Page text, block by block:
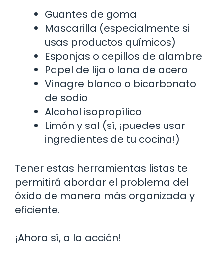
Guantes de goma
Mascarilla (especialmente si
usas productos químicos)
Esponjas o cepillos de alambre
Papel de lija o lana de acero
Vinagre blanco o bicarbonato
de sodio
Alcohol isopropílico
Limón y sal (sí, ¡puedes usar
ingredientes de tu cocina!)
Tener estas herramientas listas te
permitirá abordar el problema del
óxido de manera más organizada y
eficiente.
¡Ahora sí, a la acción!